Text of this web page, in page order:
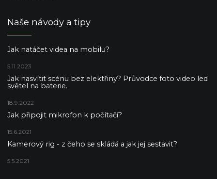
Naše návody a tipy
Jak natáčet videa na mobilu?
5.11.2023
Jak nasvítit scénu bez elektřiny? Průvodce foto video led
světel na baterie.
18.9.2022
Jak připojit mikrofon k počítači?
15.6.2021
Kamerový rig - z čeho se skládá a jak jej sestavit?
5.5.2021